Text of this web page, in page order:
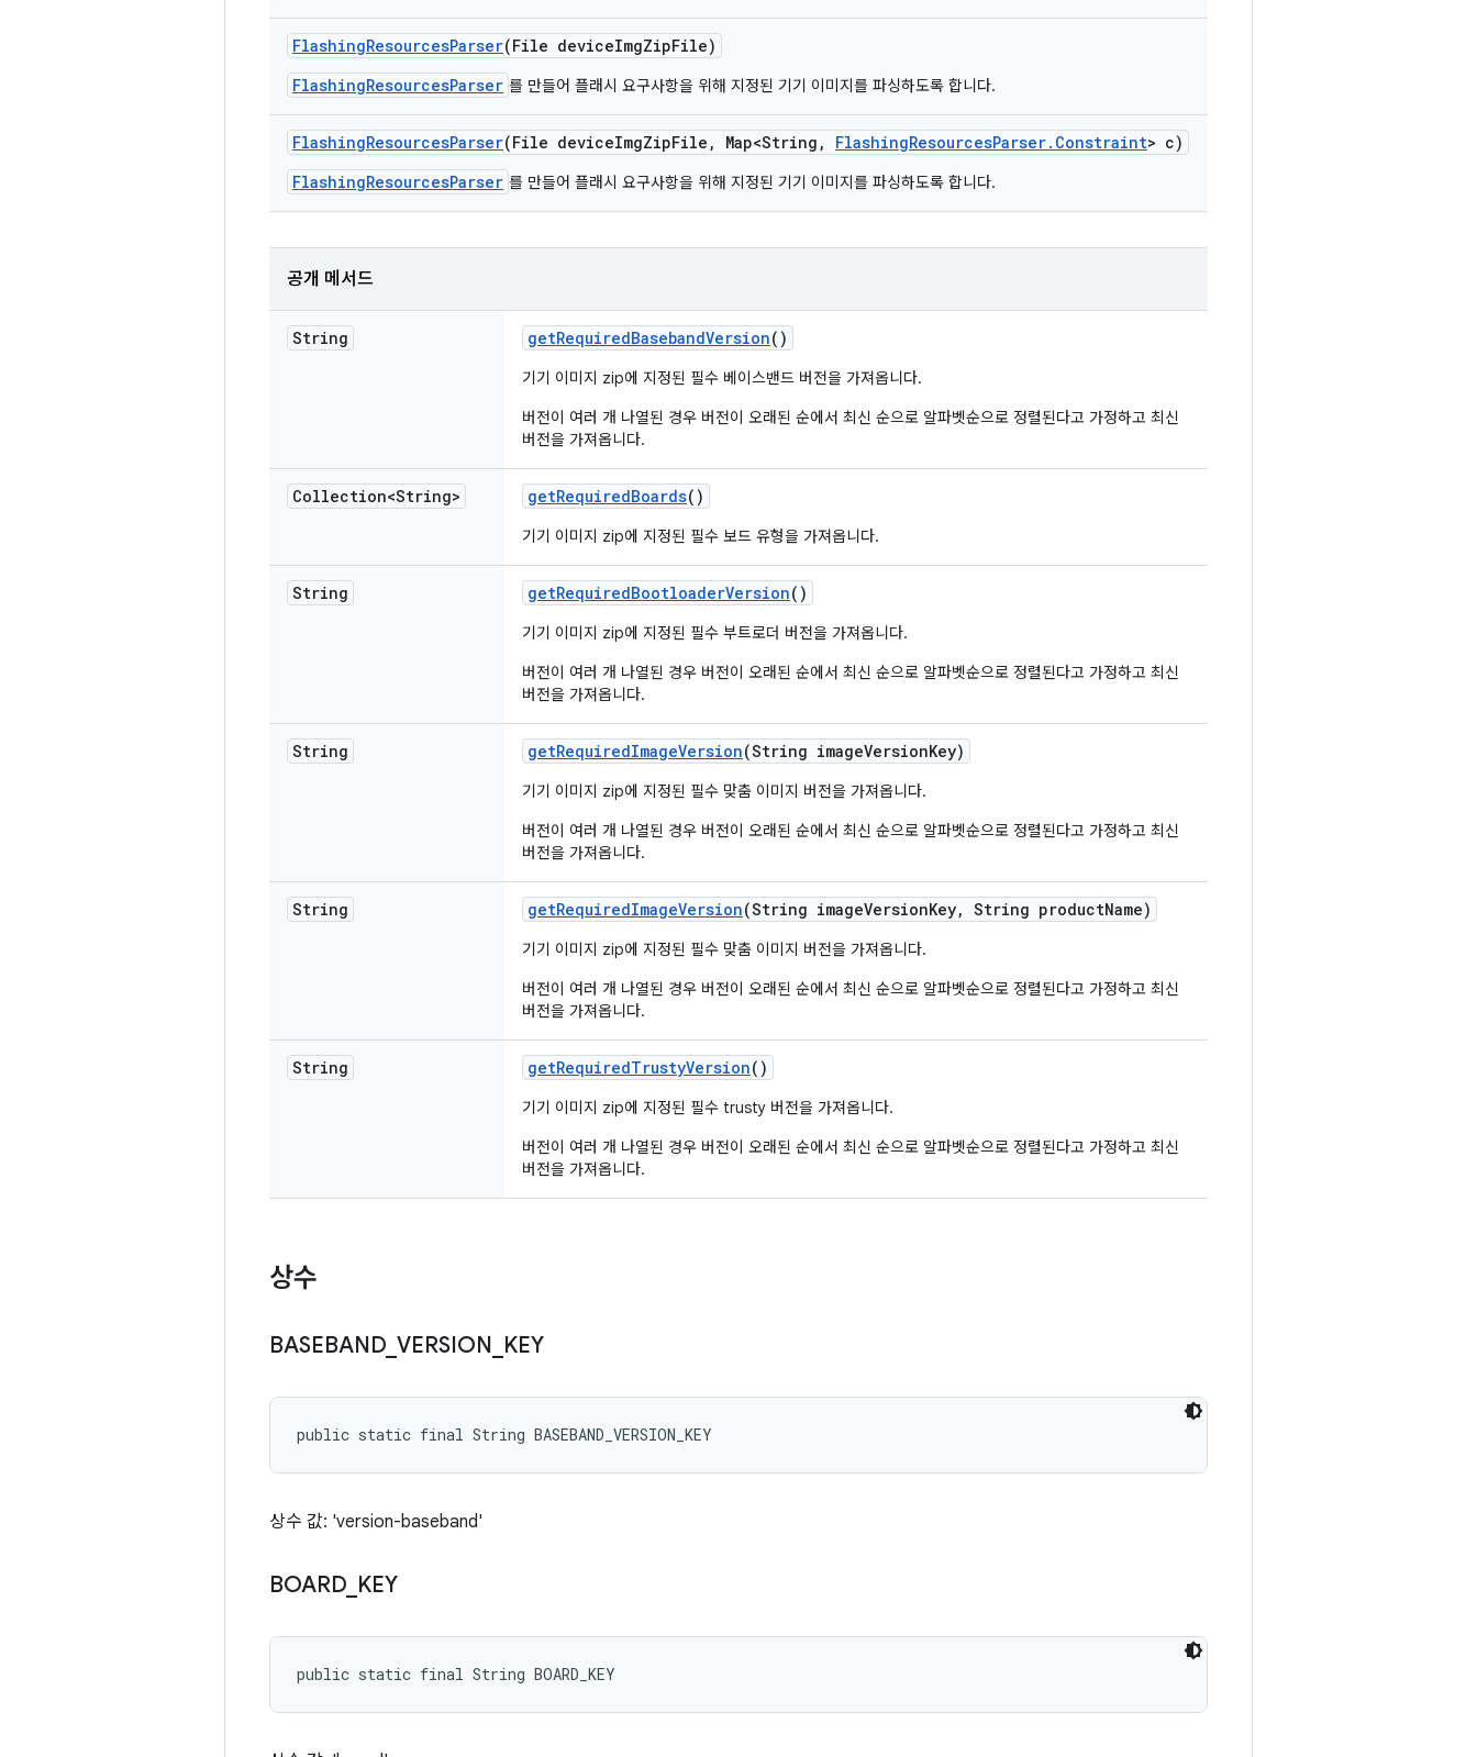
FlashingResourcesParser(File deviceImgZipFile)
FlashingResourcesParser 를 만들어 플래시 요구사항을 위해 지정된 기기 이미지를 파싱하도록 합니다.
FlashingResourcesParser(File deviceImgZipFile , Map<String , FlashingResourcesParser. Constraint> c)
FlashingResourcesParser 를 만들어 플래시 요구사항을 위해 지정된 기기 이미지를 파싱하도록 합니다.
공개 메서드
String getRequiredBasebandVersion()
기기 이미지 zip에 지정된 필수 베이스밴드 버전을 가져옵니다.
버전이 여러 개 나열된 경우 버전이 오래된 순에서 최신 순으로 알파벳순으로 정렬된다고 가정하고 최신
버전을 가져옵니다.
Collection<String> getRequiredBoards()
기기 이미지 zip에 지정된 필수 보드 유형을 가져옵니다.
String getRequiredBootloaderVersion()
기기 이미지 zip에 지정된 필수 부트로더 버전을 가져옵니다.
버전이 여러 개 나열된 경우 버전이 오래된 순에서 최신 순으로 알파벳순으로 정렬된다고 가정하고 최신
버전을 가져옵니다.
String getRequiredImageVersion(String imageVersionKey)
기기 이미지 zip에 지정된 필수 맞춤 이미지 버전을 가져옵니다.
버전이 여러 개 나열된 경우 버전이 오래된 순에서 최신 순으로 알파벳순으로 정렬된다고 가정하고 최신
버전을 가져옵니다.
String getRequiredImageVersion(String imageVersionKey, String productName)
기기 이미지 zip에 지정된 필수 맞춤 이미지 버전을 가져옵니다.
버전이 여러 개 나열된 경우 버전이 오래된 순에서 최신 순으로 알파벳순으로 정렬된다고 가정하고 최신
버전을 가져옵니다.
String getRequiredTrustyVersion()
기기 이미지 zip에 지정된 필수 trusty 버전을 가져옵니다.
버전이 여러 개 나열된 경우 버전이 오래된 순에서 최신 순으로 알파벳순으로 정렬된다고 가정하고 최신
버전을 가져옵니다.
상수
BASEBAND VERSION KEY
public static final String BASEBAND_VERSION_KEY
상수 값: 'version-baseband'
BOARD KEY
public static final String BOARD_KEY